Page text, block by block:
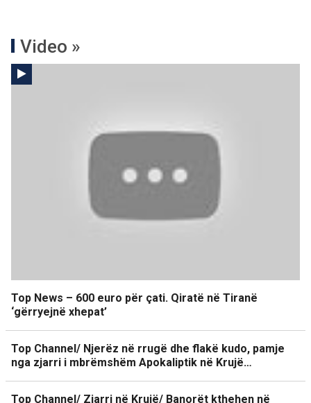
Video »
Top News – 600 euro për çati. Qiratë në Tiranë
‘gërryejnë xhepat’
Top Channel/ Njerëz në rrugë dhe flakë kudo, pamje
nga zjarri i mbrëmshëm Apokaliptik në Krujë…
Top Channel/ Zjarri në Krujë/ Banorët kthehen në